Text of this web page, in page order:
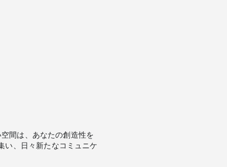
間は、あなたの創造性を
い、日々新たなコミュニケ